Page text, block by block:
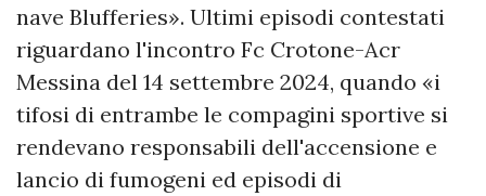
nave Blufferies». Ultimi episodi contestati
riguardano l'incontro Fc Crotone-Acr
Messina del 14 settembre 2024, quando «i
tifosi di entrambe le compagini sportive si
rendevano responsabili dell'accensione e
lancio di fumogeni ed episodi di